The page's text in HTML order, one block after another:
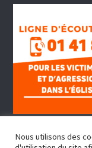
Nous utilisons des